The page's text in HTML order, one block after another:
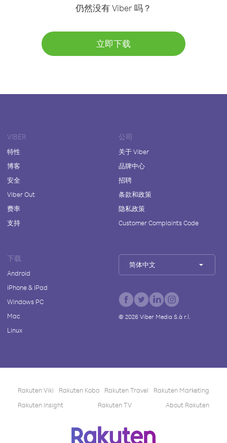
仍然没有 Viber 吗？
立即下载
VIBER
特性
博客
安全
Viber Out
费率
支持
公司
关于 Viber
品牌中心
招聘
条款和政策
隐私政策
Customer Complaints Code
下载
Android
iPhone & iPad
Windows PC
Mac
Linux
简体中文
© 2026Viber Media S.à r.l.
Rakuten Viki Rakuten Kobo Rakuten Travel
Rakuten Marketing
Rakuten Insight
Rakuten TV About Rakuten